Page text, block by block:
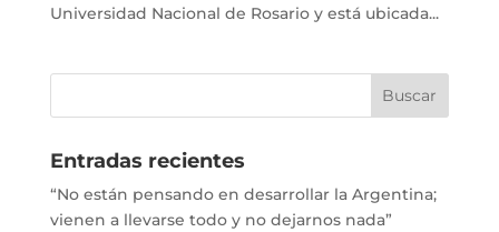
Universidad Nacional de Rosario y está ubicada...
Entradas recientes
“No están pensando en desarrollar la Argentina;
vienen a llevarse todo y no dejarnos nada”